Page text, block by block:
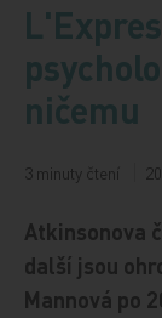
ničemu
3 minuty čtení
Atkinsonova
další jsou
Mannová po